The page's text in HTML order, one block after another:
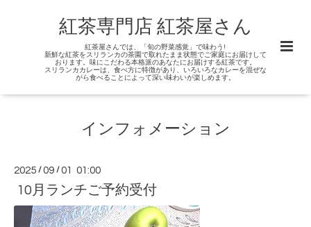
紅茶専門店 紅茶屋さん
紅茶屋さんでは、「旬の野菜感覚」で味わう!
新鮮な紅茶をスリランカの茶園で取れたまま状態でご家庭にお届けして
おります。味にこだわる本格派のあなたにお届けする紅茶です。
スリランカカレーは、食べ方に特徴があり、いろいろなカレーを混ぜな
がら食べることによって深い味わいが楽しめます。
インフォメーション
2025 /09 /01 01:00
10月ランチご予約受付